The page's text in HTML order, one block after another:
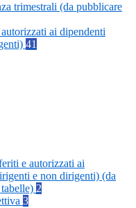
trimestrali (da pubblicare
ai dipendenti
41
e autorizzati ai
e non dirigenti) (da
2
3